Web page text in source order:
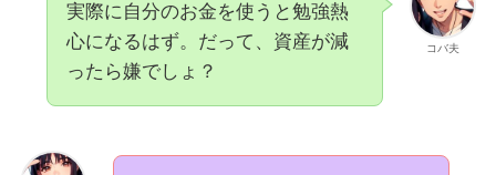
コバ夫
実際に自分のお金を使うと勉強熱
心になるはず。だって、資産が減
ったら嫌でしょ？